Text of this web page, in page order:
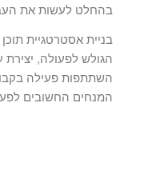
בהחלט לעשות את
בניית אסטרטגיית
הגולש לפעולה, יצירת
השתתפות פעילה
המנחים החשובים